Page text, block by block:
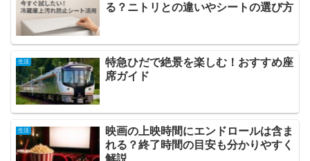
る？ニトリとの違いやシートの選び方
生活
特急ひだで絶景を楽しむ！おすすめ座
席ガイド
生活
映画の上映時間にエンドロールは含ま
れる？終了時間の目安も分かりやすく